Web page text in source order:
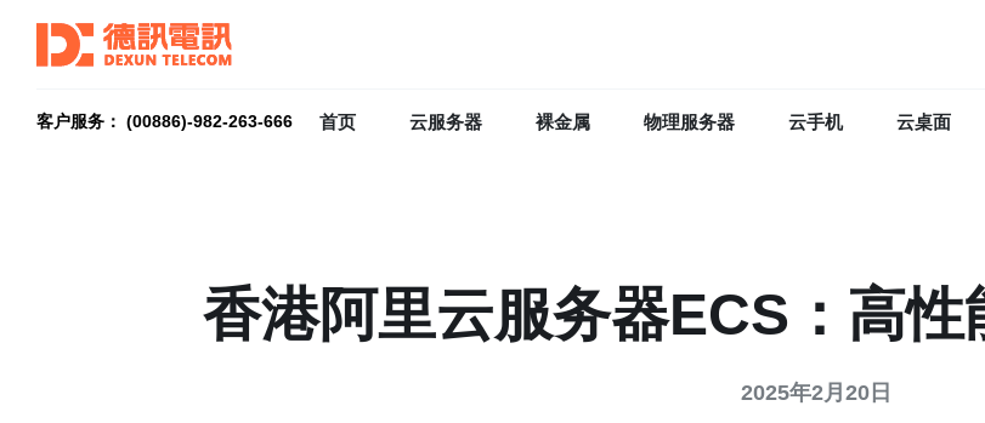
客户服务： (00886)-982-263-666 首页 云服务器 裸金属 物理服务器 云手机 云桌面
香港阿里云服务器ECS：高
2025年2月20日